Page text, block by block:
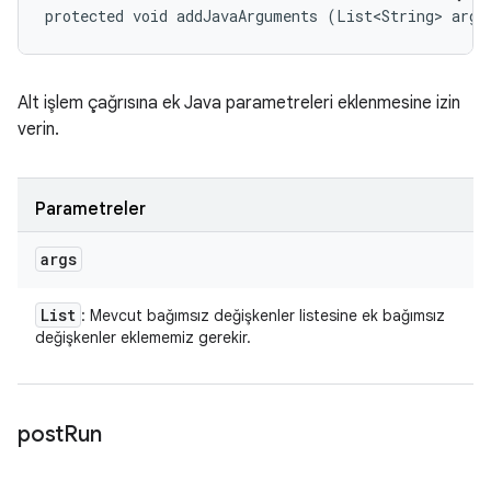
protected void addJavaArguments (List<String>
Alt işlem çağrısına ek Java parametreleri eklenmesine izin
verin.
Parametreler
args
List : Mevcut bağımsız değişkenler listesine ek bağımsız
değişkenler eklememiz gerekir.
postRun